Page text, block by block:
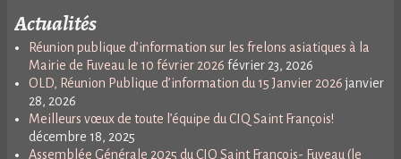
Actualités
Réunion publique d’information sur les frelons asiatiques à la
Mairie de Fuveau le 10 février 2026 février 23, 2026
OLD, Réunion Publique d’information du 15 Janvier 2026 janvier
28, 2026
Meilleurs vœux de toute l’équipe du CIQ Saint François!
décembre 18, 2025
Assemblée Générale 2025 du CIQ Saint François- Fuveau (le